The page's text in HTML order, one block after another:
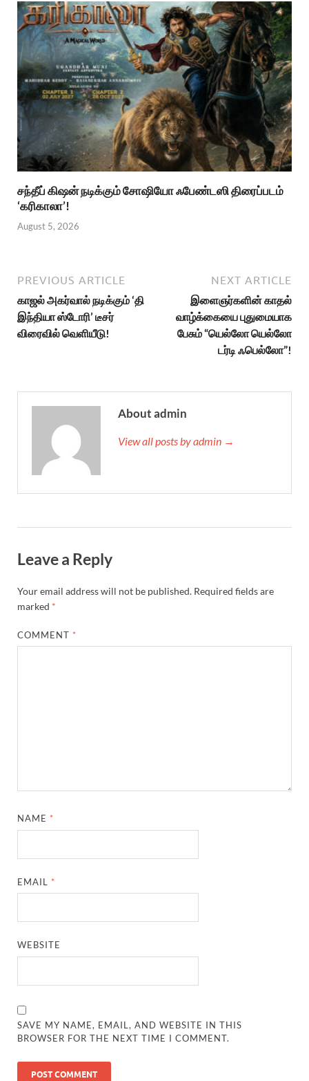
சந்தீப் கிஷன் நடிக்கும் சோஷியோ ஃபேண்டஸி திரைப்படம்
‘கரிகாலா’!
August 5, 2026
PREVIOUS ARTICLE
காஜல் அகர்வால் நடிக்கும் ‘தி
இந்தியா ஸ்டோரி’ டீசர்
விரைவில் வெளியீடு!
NEXT ARTICLE
இளைஞர்களின் காதல்
வாழ்க்கையை புதுமையாக
பேசும் “யெல்லோ யெல்லோ
டர்டி ஃபெல்லோ”!
About admin
View all posts by admin →
Leave a Reply
Your email address will not be published. Required fields are
marked *
COMMENT *
NAME *
EMAIL *
WEBSITE
SAVE MY NAME, EMAIL, AND WEBSITE IN THIS
BROWSER FOR THE NEXT TIME I COMMENT.